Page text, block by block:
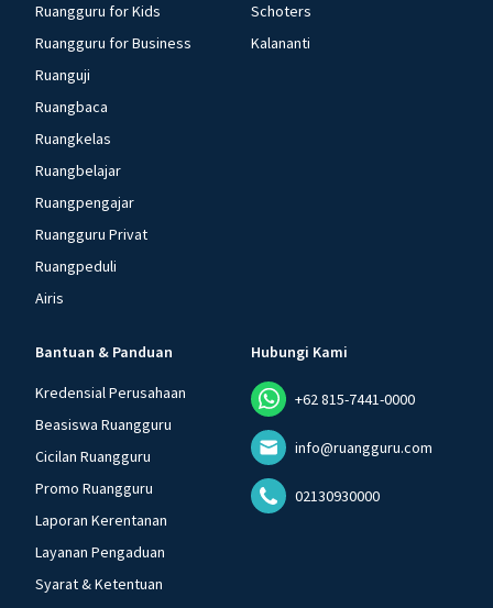
Ruangguru for Kids
Ruangguru for Business
Ruanguji
Ruangbaca
Ruangkelas
Ruangbelajar
Ruangpengajar
Ruangguru Privat
Ruangpeduli
Airis
Schoters
Kalananti
Bantuan & Panduan
Kredensial Perusahaan
Beasiswa Ruangguru
Cicilan Ruangguru
Promo Ruangguru
Laporan Kerentanan
Layanan Pengaduan
Syarat & Ketentuan
Hubungi Kami
+62 815-7441-0000
info@ruangguru.com
02130930000